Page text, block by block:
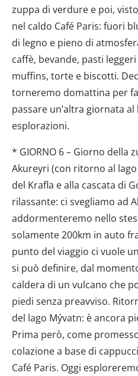
zuppa di verdure e poi,
nel caldo Café Paris: fuori
di legno e pieno di
caffè, bevande, pasti
muffins, torte e biscotti.
torneremo domattina per
passare un’altra giornata
esplorazioni.
* GIORNO 6 – Giorno della
Akureyri (con ritorno al
del Krafla e alla cascata di
rilassante: ci svegliamo ad
addormenteremo nello
solamente 200km in auto
punto del viaggio ci vuole
si può definire, dal
caldera di un vulcano che
piedi senza preavviso.
del lago Mývatn: è ancora
Prima però, come
colazione a base di
Café Paris. Oggi